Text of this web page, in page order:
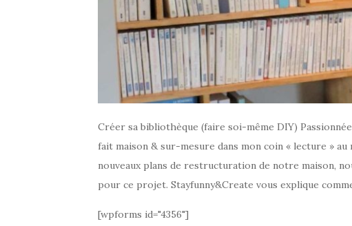
Créer sa bibliothèque (faire soi-même DIY)
fait maison & sur-mesure dans mon coin « lecture »
nouveaux plans de restructuration de notre maison,
pour ce projet. Stayfunny&Create vous explique
[wpforms id="4356"]